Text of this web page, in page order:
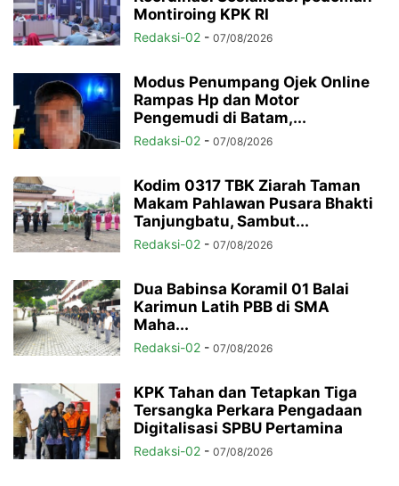
Montiroing KPK RI
Redaksi-02 - 07/08/2026
Modus Penumpang Ojek Online
Rampas Hp dan Motor
Pengemudi di Batam,...
Redaksi-02 - 07/08/2026
Kodim 0317 TBK Ziarah Taman
Makam Pahlawan Pusara Bhakti
Tanjungbatu, Sambut...
Redaksi-02 - 07/08/2026
Dua Babinsa Koramil 01 Balai
Karimun Latih PBB di SMA
Maha...
Redaksi-02 - 07/08/2026
KPK Tahan dan Tetapkan Tiga
Tersangka Perkara Pengadaan
Digitalisasi SPBU Pertamina
Redaksi-02 - 07/08/2026